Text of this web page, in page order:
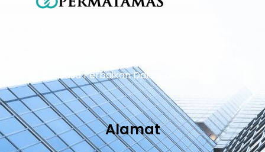
Jasa Perbaikan Data Hak Cipta.
Alamat